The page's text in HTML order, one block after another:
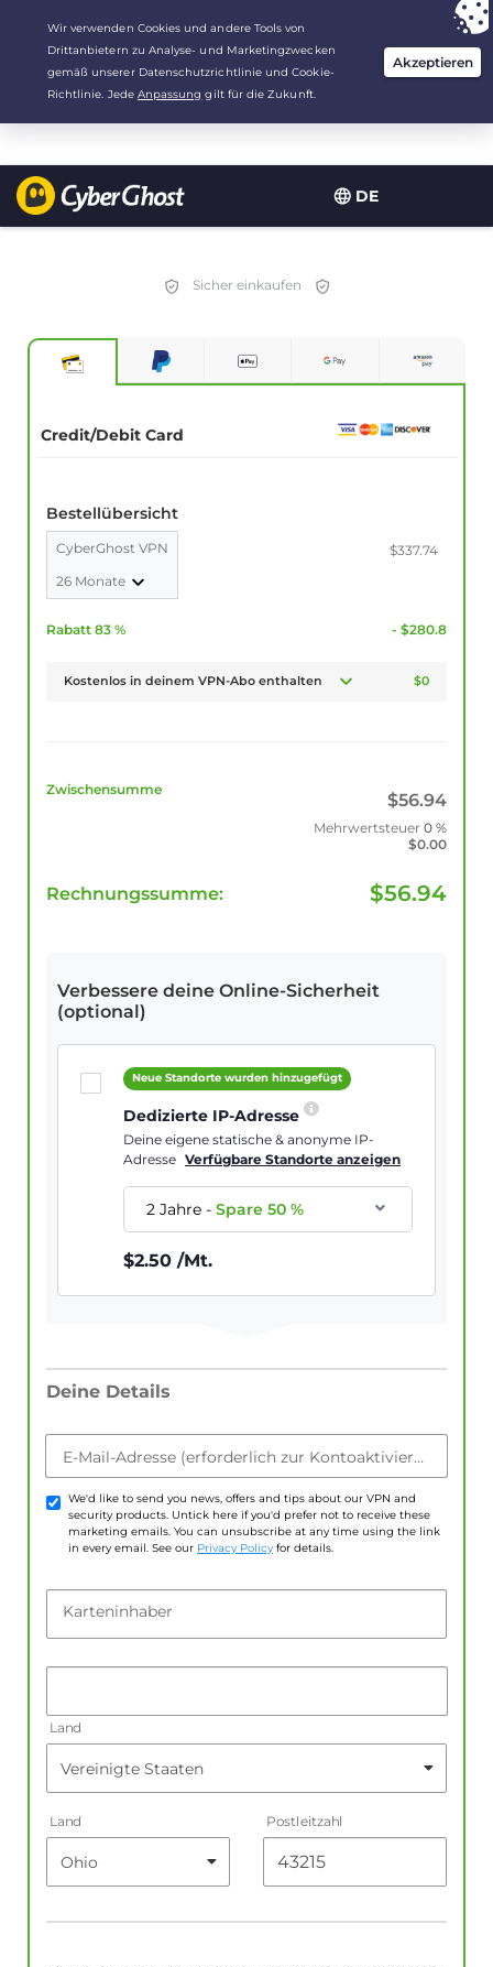
DE
Deine Wahl:Der beste Deal für 2.1666666666667 Jahre zu $
/Monat
Sicher einkaufen
Credit/Debit Card
Bestellübersicht
CyberGhost VPN
26 Monate
$337.74
Rabatt 83 % - $280.8
Kostenlos in deinem VPN-Abo enthalten $0
Zwischensumme
$56.94
Mehrwertsteuer 0 %
$0.00
Rechnungssumme: $56.94
Verbessere deine Online-Sicherheit
(optional)
Neue Standorte wurden hinzugefügt
Dedizierte IP-Adresse
Deine eigene statische & anonyme IP-
Adresse Verfügbare Standorte anzeigen
2 Jahre-Spare50 %
$2.50 /Mt.
Deine Details
E-Mail-Adresse (erforderlich zur Kontoaktivierung)
We'd like to send you news, offers and tips about our VPN and
security products. Untick here if you'd prefer not to receive these
marketing emails. You can unsubscribe at any time using the link
in every email. See our Privacy Policy for details.
Karteninhaber
Land
Land Postleitzahl